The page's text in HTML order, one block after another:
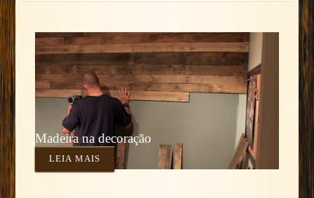
Madeira na decoração
LEIA MAIS